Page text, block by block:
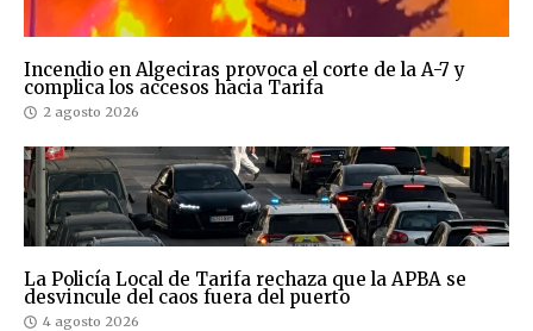
Incendio en Algeciras provoca el corte de la A-7 y
complica los accesos hacia Tarifa
2 agosto 2026
La Policía Local de Tarifa rechaza que la APBA se
desvincule del caos fuera del puerto
4 agosto 2026